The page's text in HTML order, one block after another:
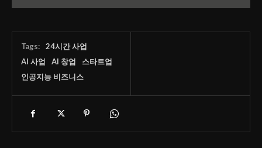
Tags:
24시간 사업
AI 사업
AI 창업
스타트업
인공지능 비즈니스